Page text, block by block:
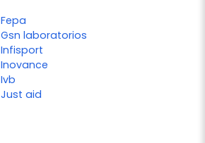
Fepa
Gsn laboratorios
Infisport
Inovance
Ivb
Just aid